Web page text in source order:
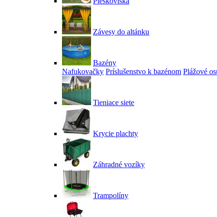
Závesy do altánku
Bazény
Nafukovačky Príslušenstvo k bazénom Plážové
Tieniace siete
Krycie plachty
Záhradné vozíky
Trampolíny